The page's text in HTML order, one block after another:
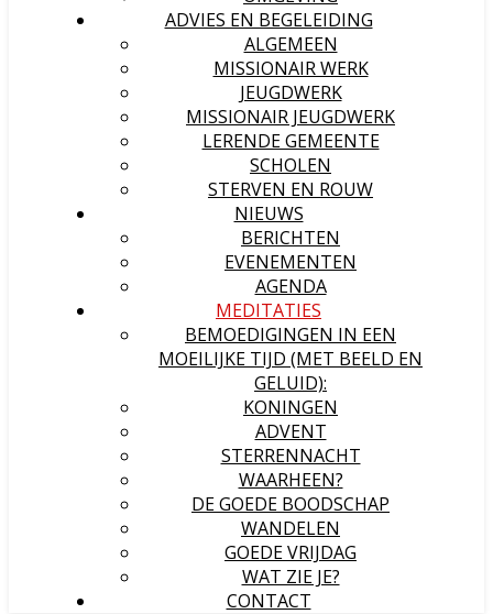
ADVIES EN BEGELEIDING
ALGEMEEN
MISSIONAIR WERK
JEUGDWERK
MISSIONAIR JEUGDWERK
LERENDE GEMEENTE
SCHOLEN
STERVEN EN ROUW
NIEUWS
BERICHTEN
EVENEMENTEN
AGENDA
MEDITATIES
BEMOEDIGINGEN IN EEN
MOEILIJKE TIJD (MET BEELD EN
GELUID):
KONINGEN
ADVENT
STERRENNACHT
WAARHEEN?
DE GOEDE BOODSCHAP
WANDELEN
GOEDE VRIJDAG
WAT ZIE JE?
CONTACT